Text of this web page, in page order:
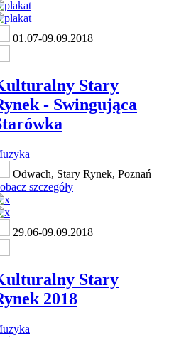
01.07-09.09.2018
Stary
- Swingująca
Odwach, Stary Rynek, Poznań
szczegóły
29.06-09.09.2018
Stary
2018